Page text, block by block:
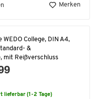
Merken
WEDO College, DIN A4,
&
mit Reißverschluss
lieferbar (1-2 Tage)